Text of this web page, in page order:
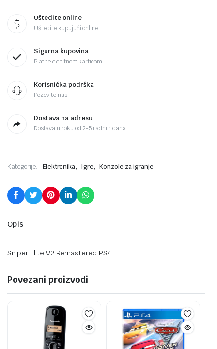
Uštedite online
Uštedite kupujući online
Sigurna kupovina
Platite debitnom karticom
Korisnička podrška
Pozovite nas
Dostava na adresu
Dostava u roku od 2-5 radnih dana
Kategorije: Elektronika, Igre, Konzole za igranje
Opis
Sniper Elite V2 Remastered PS4
Povezani proizvodi